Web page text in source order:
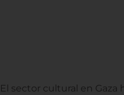
El sector cultural en